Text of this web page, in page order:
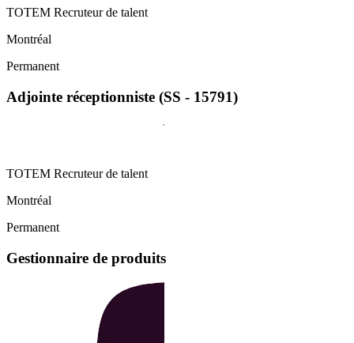
TOTEM Recruteur de talent
Montréal
Permanent
Adjointe réceptionniste (SS - 15791)
TOTEM Recruteur de talent
Montréal
Permanent
Gestionnaire de produits